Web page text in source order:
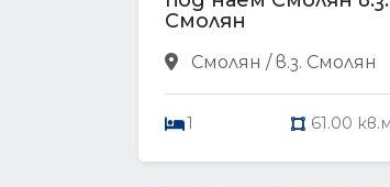
Смолян
Смолян / в.з. Смолян
1 61.00 кв.м